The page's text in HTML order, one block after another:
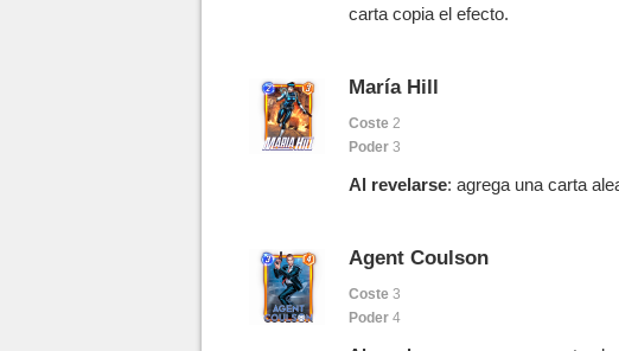
carta copia el efecto.
María Hill
Coste 2
Poder 3
Al revelarse: agrega una carta
Agent Coulson
Coste 3
Poder 4